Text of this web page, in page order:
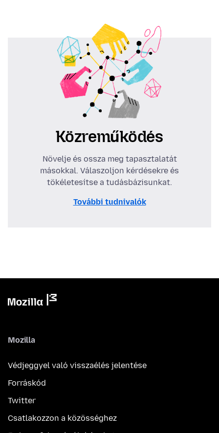
Közreműködés
Növelje és ossza meg tapasztalatát
másokkal. Válaszoljon kérdésekre és
tökéletesítse a tudásbázisunkat.
További tudnivalók
Mozilla
Védjeggyel való visszaélés jelentése
Forráskód
Twitter
Csatlakozzon a közösséghez